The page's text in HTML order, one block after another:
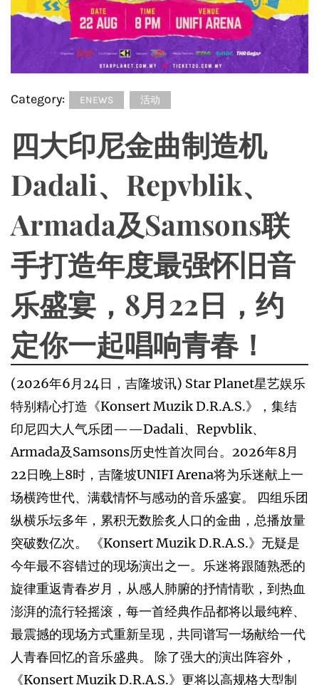
Category: ENEWS 活动
四大印尼金曲制造机
Dadali、Repvblik、
Armada及Samsons联
手打造年度最强怀旧音
乐盛宴，8月22日，约
定你一起唱响青春！
(2026年6月24日，吉隆坡讯) Star Planet星艺娱乐
特别精心打造《Konsert Muzik D.R.A.S.》，集结
印尼四大人气乐团——Dadali、Repvblik、
Armada及Samsons历史性首次同台。2026年8月
22日晚上8时，吉隆坡UNIFI Arena将为乐迷献上一
场横跨世代、满载情怀与感动的音乐盛宴。 四组乐团
纵横乐坛多年，累积无数脍炙人口的金曲，总播放量
突破数亿次。 《Konsert Muzik D.R.A.S.》无疑是
今年最不容错过的现场演出之一。乐迷将跟随熟悉的
旋律重返青春岁月，从感人肺腑的抒情情歌，到热血
澎湃的流行轻摇滚，每一首经典作品都将以最纯粹、
最震撼的现场方式重新呈现，共同谱写一场献给一代
人青春回忆的音乐盛典。 除了强大的演出阵容外，
《Konsert Muzik D.R.A.S.》更将以高规格大型制